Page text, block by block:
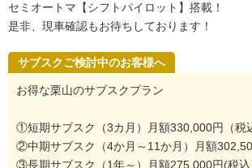
セミオートマ【シフトパイロット】搭載！
是非、現車確認もお待ちしております！
サブスクご検討中のお客様へ
お得な栗山のサブスクプラン
①短期サブスク（3カ月）月額330,000円（税
②中期サブスク（4か月～11か月）月額
③長期サブスク（1年～）月額275,000円(税込